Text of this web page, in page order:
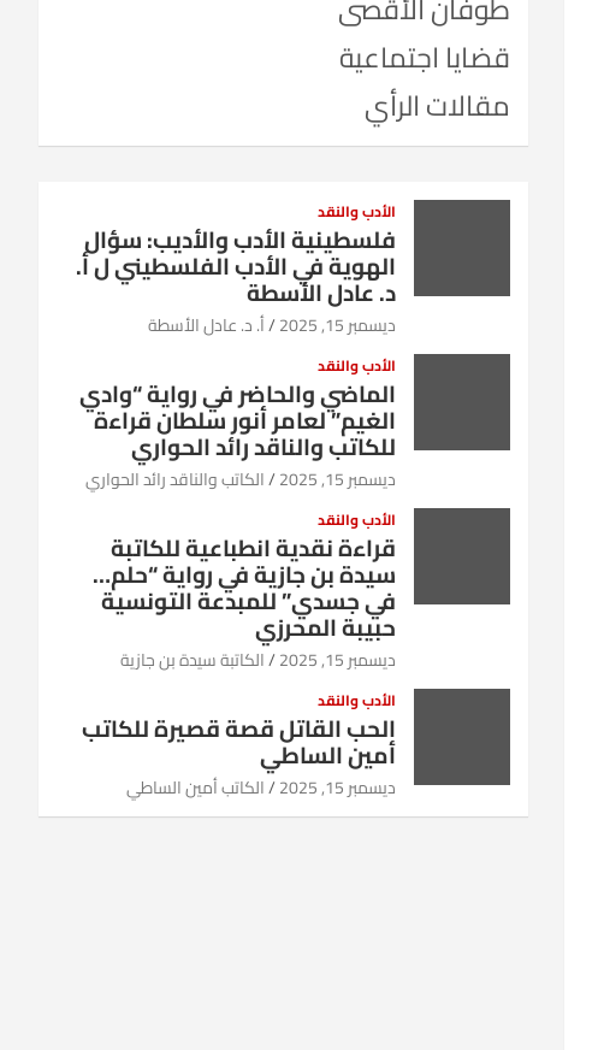
قضايا اجتماعية
مقالات الرأي
الأدب والنقد
فلسطينية الأدب والأديب: سؤال
الهوية في الأدب الفلسطيني ل أ.
د. عادل الأسطة
ديسمبر 15, 2025 أ. د. عادل الأسطة
الأدب والنقد
الماضي والحاضر في رواية “وادي
الغيم” لعامر أنور سلطان قراءة
للكاتب والناقد رائد الحواري
ديسمبر 15, 2025 الكاتب والناقد رائد الحواري
الأدب والنقد
قراءة نقدية انطباعية للكاتبة
سيدة بن جازية في رواية “حلم…
في جسدي” للمبدعة التونسية
حبيبة المحرزي
ديسمبر 15, 2025 الكاتبة سيدة بن جازية
الأدب والنقد
الحب القاتل قصة قصيرة للكاتب
أمين الساطي
ديسمبر 15, 2025 الكاتب أمين الساطي